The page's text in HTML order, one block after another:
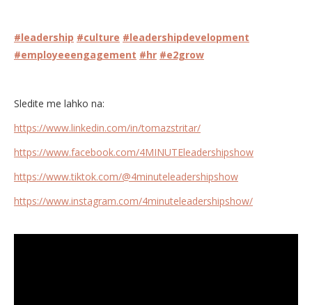
#leadership #culture #leadershipdevelopment
#employeeengagement #hr #e2grow
Sledite me lahko na:
https://www.linkedin.com/in/tomazstritar/
https://www.facebook.com/4MINUTEleadershipshow
https://www.tiktok.com/@4minuteleadershipshow
https://www.instagram.com/4minuteleadershipshow/